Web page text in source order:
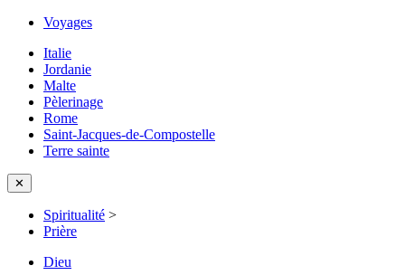
Voyages
Italie
Jordanie
Malte
Pèlerinage
Rome
Saint-Jacques-de-Compostelle
Terre sainte
✕
Spiritualité >
Prière
Dieu